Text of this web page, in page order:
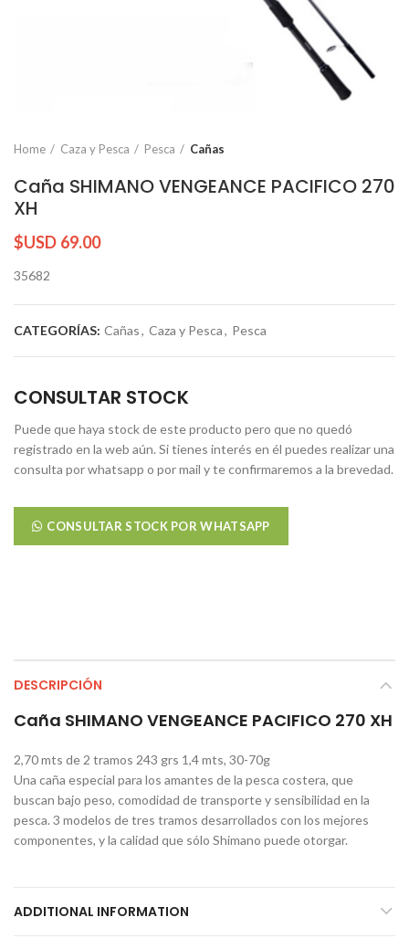
Home Caza y Pesca Pesca Cañas
Caña SHIMANO VENGEANCE PACIFICO 270
XH
$USD 69.00
35682
CATEGORÍAS: Cañas, Caza y Pesca, Pesca
CONSULTAR STOCK
Puede que haya stock de este producto pero que no quedó
registrado en la web aún. Si tienes interés en él puedes realizar una
consulta por whatsapp o por mail y te confirmaremos a la brevedad.
CONSULTAR STOCK POR WHATSAPP
DESCRIPCIÓN
Caña SHIMANO VENGEANCE PACIFICO 270 XH
2,70 mts de 2 tramos 243 grs 1,4 mts, 30-70g
Una caña especial para los amantes de la pesca costera, que
buscan bajo peso, comodidad de transporte y sensibilidad en la
pesca. 3 modelos de tres tramos desarrollados con los mejores
componentes, y la calidad que sólo Shimano puede otorgar.
ADDITIONAL INFORMATION